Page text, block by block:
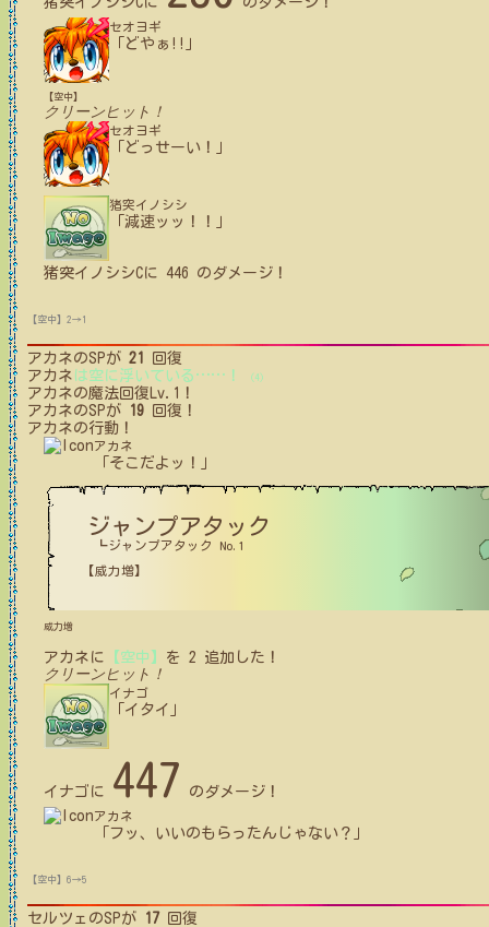
セオヨギ
「どやぁ!!」
【空中】
クリーンヒット！
セオヨギ
「どっせーい！」
猪突イノシシ
「減速ッッ！！」
猪突イノシシCに 446 のダメージ！
【空中】2→1
アカネのSPが 21
回復
アカネ は空に浮いている …… ！ (4)
アカネの魔法回復Lv.1！
アカネのSPが 19 回復！
アカネの行動！
アカネ
「そこだよッ！」
ジャンプアタック
┗ジャンプアタック No.1
【威力増】
威力増
アカネ に 【空中】 を 2 追加した！
クリーンヒット！
イナゴ
「イタイ」
イナゴ に 447 のダメージ！
アカネ
「フッ、いいのもらったんじゃない？」
【空中】6→5
セルツェ のSPが 17 回復